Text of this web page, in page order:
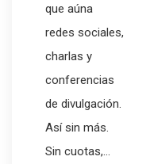
que aúna
redes sociales,
charlas y
conferencias
de divulgación.
Así sin más.
Sin cuotas,...